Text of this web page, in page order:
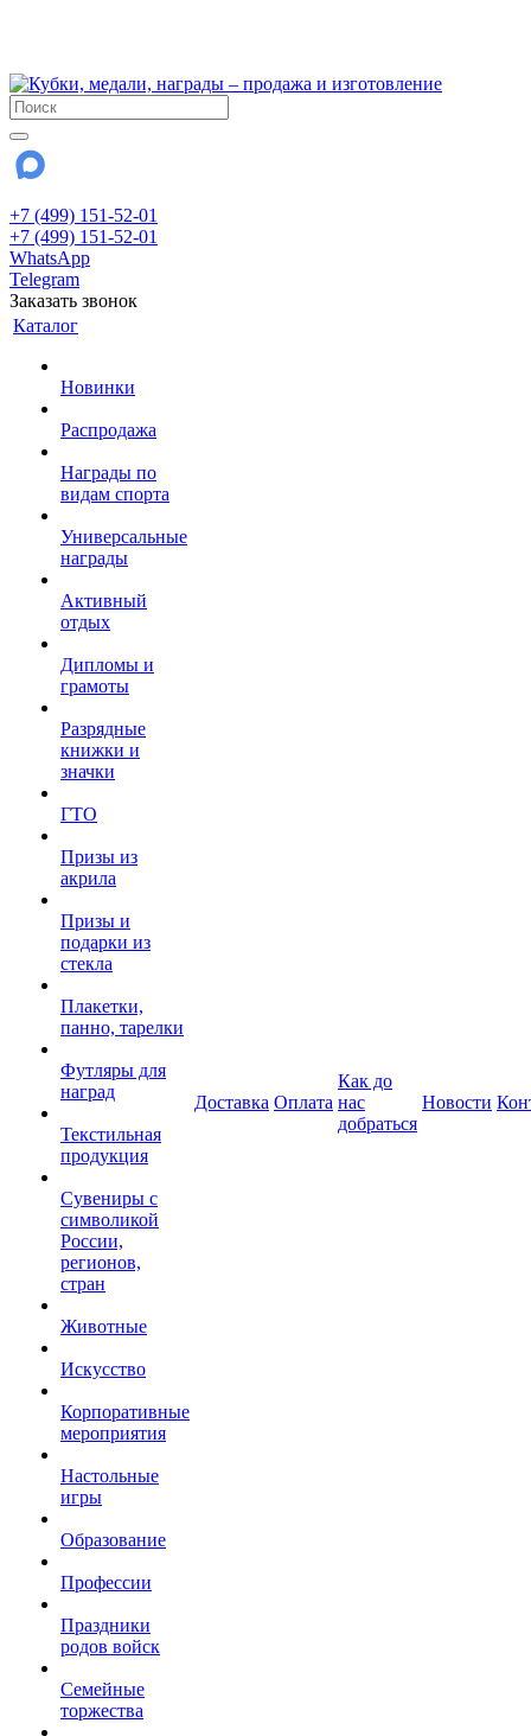
+7 (499) 151-52-01
+7 (499) 151-52-01
WhatsApp
Telegram
Заказать звонок
Каталог
Новинки
Распродажа
Награды по
видам спорта
Универсальные
награды
Активный
отдых
Дипломы и
грамоты
Разрядные
книжки и
значки
ГТО
Призы из
акрила
Призы и
подарки из
стекла
Плакетки,
панно, тарелки
Футляры для
наград
Текстильная
продукция
Сувениры с
символикой
России,
регионов,
стран
Животные
Искусство
Корпоративные
мероприятия
Настольные
игры
Образование
Профессии
Праздники
родов войск
Семейные
торжества
Доставка Оплата
Как до
нас
добраться
Новости